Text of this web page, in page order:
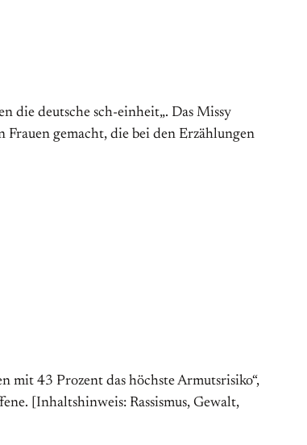
die deutsche sch-einheit„. Das Missy
gemacht, die bei den Erzählungen
43 Prozent das höchste Armutsrisiko“,
[Inhaltshinweis: Rassismus, Gewalt,